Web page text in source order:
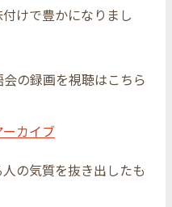
けで豊かになりまし
会の録画を視聴はこちら
カイブ
の気質を抜き出したも